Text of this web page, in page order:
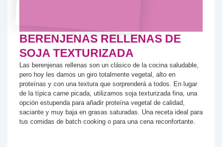
BERENJENAS RELLENAS DE
SOJA TEXTURIZADA
Las berenjenas rellenas son un clásico de la cocina saludable,
pero hoy les damos un giro totalmente vegetal, alto en
proteínas y con una textura que sorprenderá a todos. En lugar
de la típica carne picada, utilizamos soja texturizada fina, una
opción estupenda para añadir proteína vegetal de calidad,
saciante y muy baja en grasas saturadas. Una receta ideal para
tus comidas de batch cooking o para una cena reconfortante.